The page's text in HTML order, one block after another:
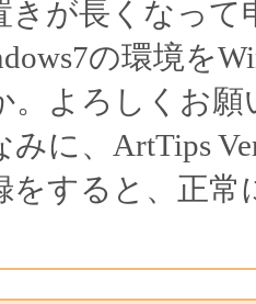
が長くなって
の環境を
。よろしくお
に、ArtTips
をすると、正